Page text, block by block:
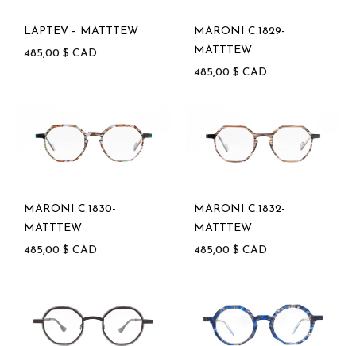
LAPTEV – MATTTEW
485,00 $ CAD
MARONI C.1829-
MATTTEW
485,00 $ CAD
MARONI C.1830-
MATTTEW
485,00 $ CAD
MARONI C.1832-
MATTTEW
485,00 $ CAD